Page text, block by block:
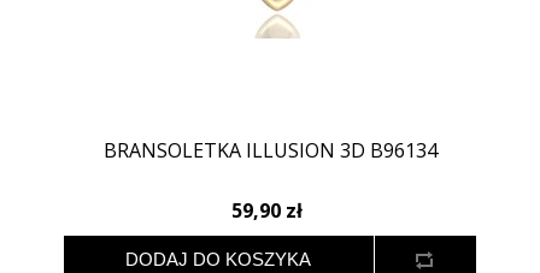
BRANSOLETKA ILLUSION 3D B96134
59,90 zł